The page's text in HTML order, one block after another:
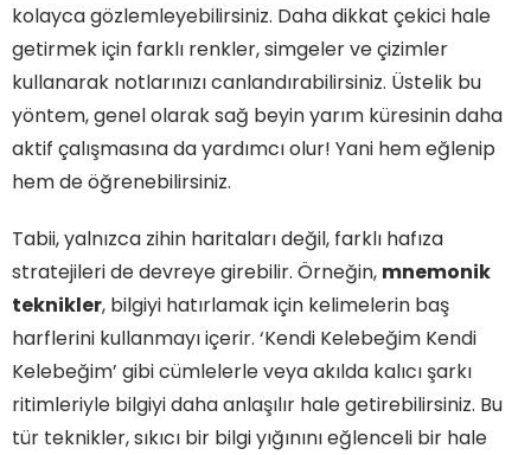
kolayca gözlemleyebilirsiniz. Daha dikkat çekici hale
getirmek için farklı renkler, simgeler ve çizimler
kullanarak notlarınızı canlandırabilirsiniz. Üstelik bu
yöntem, genel olarak sağ beyin yarım küresinin daha
aktif çalışmasına da yardımcı olur! Yani hem eğlenip
hem de öğrenebilirsiniz.
Tabii, yalnızca zihin haritaları değil, farklı hafıza
stratejileri de devreye girebilir. Örneğin, mnemonik
teknikler, bilgiyi hatırlamak için kelimelerin baş
harflerini kullanmayı içerir. ‘Kendi Kelebeğim Kendi
Kelebeğim’ gibi cümlelerle veya akılda kalıcı şarkı
ritimleriyle bilgiyi daha anlaşılır hale getirebilirsiniz. Bu
tür teknikler, sıkıcı bir bilgi yığınını eğlenceli bir hale